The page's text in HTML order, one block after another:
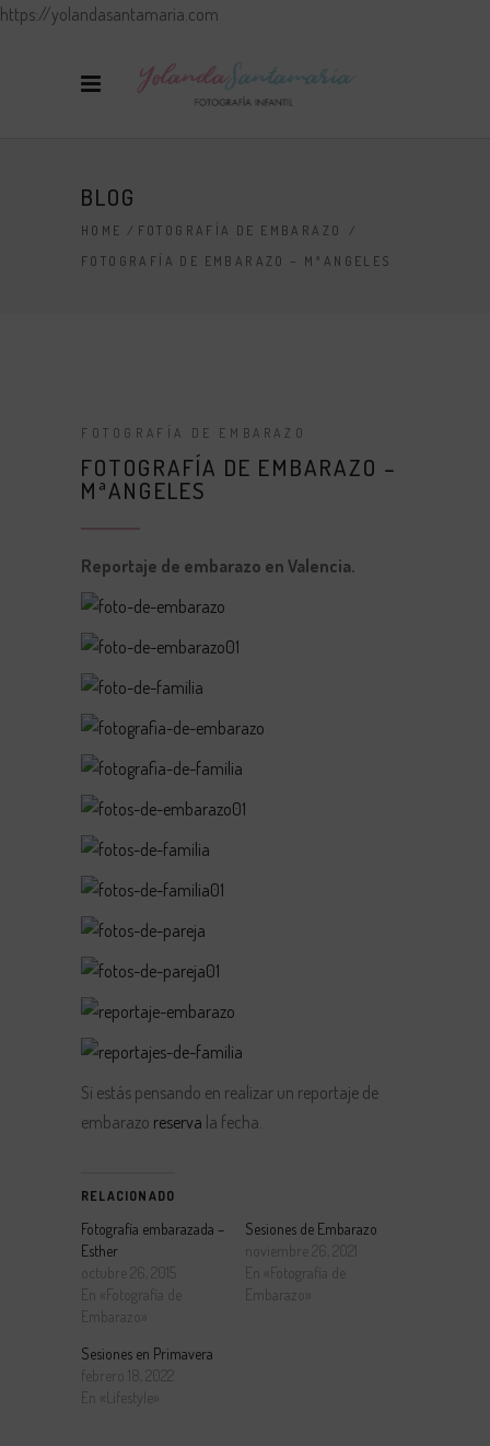
https://yolandasantamaria.com
BLOG
HOME / FOTOGRAFÍA DE EMBARAZO
/
FOTOGRAFÍA DE EMBARAZO – MªANGELES
FOTOGRAFÍA DE EMBARAZO
FOTOGRAFÍA DE EMBARAZO –
MªANGELES
Reportaje de embarazo en Valencia.
Si estás pensando en realizar un reportaje de
embarazo reserva la fecha.
RELACIONADO
Fotografía embarazada –
Esther
octubre 26, 2015
En «Fotografía de
Embarazo»
Sesiones de Embarazo
noviembre 26, 2021
En «Fotografía de
Embarazo»
Sesiones en Primavera
febrero 18, 2022
En «Lifestyle»